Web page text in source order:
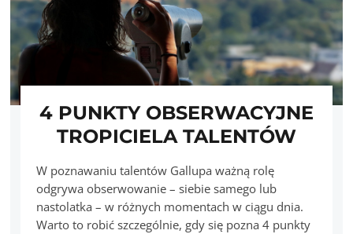
4 PUNKTY OBSERWACYJNE
TROPICIELA TALENTÓW
W poznawaniu talentów Gallupa ważną rolę
odgrywa obserwowanie – siebie samego lub
nastolatka – w różnych momentach w ciągu dnia.
Warto to robić szczególnie, gdy się pozna 4 punkty